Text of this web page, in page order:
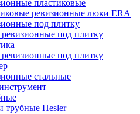
пластиковые
ревизионные люки ERA
под плитку
под плитку
под плитку
стальные
трубные Hesler